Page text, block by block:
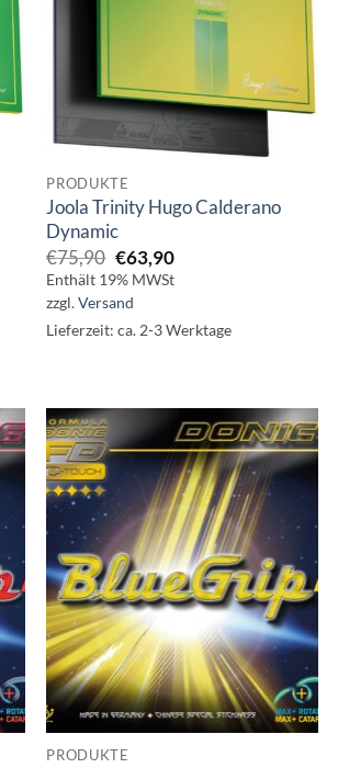
PRODUKTE
Joola Trinity Hugo Calderano
Dynamic
€75,90 Ursprünglicher
Preis
war:
€75,90
€63,90Aktueller
Preis
ist:
Enthält 19% MWSt
zzgl.Versand
Lieferzeit: ca. 2-3 Werktage
PRODUKTE